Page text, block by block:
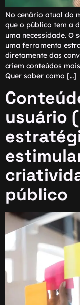
No cenário atual do
que o público tem a
uma necessidade. O
uma ferramenta
diretamente das
criem conteúdos
Quer saber como […]
usuário
público